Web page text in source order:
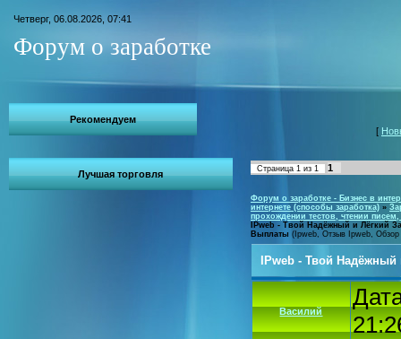
Четверг, 06.08.2026, 07:41
Форум о заработке
Рекомендуем
Лучшая торговля
[
Страница 1 из 1 1
Форум о заработке - Бизнес в
интернете (способы заработка) »
прохождении тестов, чтении
IPweb - Твой Надёжный и Лёгкий
Выплаты (Ipweb, Отзыв Ipweb, Обзор
IPweb - Твой
Василий